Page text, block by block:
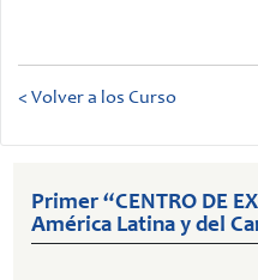
< Volver a los Curso
Primer “CENTRO DE
América Latina y del